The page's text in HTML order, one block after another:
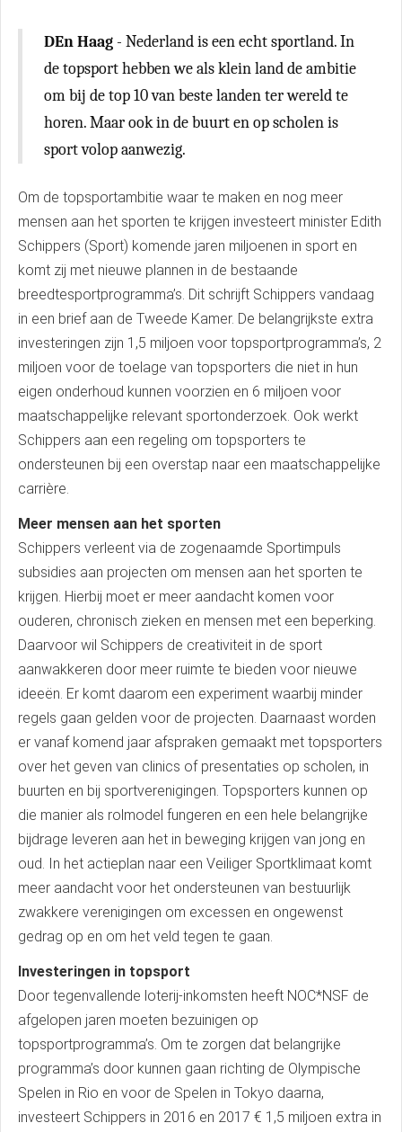
DEn Haag - Nederland is een echt sportland. In
de topsport hebben we als klein land de ambitie
om bij de top 10 van beste landen ter wereld te
horen. Maar ook in de buurt en op scholen is
sport volop aanwezig.
Om de topsportambitie waar te maken en nog meer
mensen aan het sporten te krijgen investeert minister Edith
Schippers (Sport) komende jaren miljoenen in sport en
komt zij met nieuwe plannen in de bestaande
breedtesportprogramma’s. Dit schrijft Schippers vandaag
in een brief aan de Tweede Kamer. De belangrijkste extra
investeringen zijn 1,5 miljoen voor topsportprogramma’s, 2
miljoen voor de toelage van topsporters die niet in hun
eigen onderhoud kunnen voorzien en 6 miljoen voor
maatschappelijke relevant sportonderzoek. Ook werkt
Schippers aan een regeling om topsporters te
ondersteunen bij een overstap naar een maatschappelijke
carrière.
Meer mensen aan het sporten
Schippers verleent via de zogenaamde Sportimpuls
subsidies aan projecten om mensen aan het sporten te
krijgen. Hierbij moet er meer aandacht komen voor
ouderen, chronisch zieken en mensen met een beperking.
Daarvoor wil Schippers de creativiteit in de sport
aanwakkeren door meer ruimte te bieden voor nieuwe
ideeën. Er komt daarom een experiment waarbij minder
regels gaan gelden voor de projecten. Daarnaast worden
er vanaf komend jaar afspraken gemaakt met topsporters
over het geven van clinics of presentaties op scholen, in
buurten en bij sportverenigingen. Topsporters kunnen op
die manier als rolmodel fungeren en een hele belangrijke
bijdrage leveren aan het in beweging krijgen van jong en
oud. In het actieplan naar een Veiliger Sportklimaat komt
meer aandacht voor het ondersteunen van bestuurlijk
zwakkere verenigingen om excessen en ongewenst
gedrag op en om het veld tegen te gaan.
Investeringen in topsport
Door tegenvallende loterij-inkomsten heeft NOC*NSF de
afgelopen jaren moeten bezuinigen op
topsportprogramma’s. Om te zorgen dat belangrijke
programma’s door kunnen gaan richting de Olympische
Spelen in Rio en voor de Spelen in Tokyo daarna,
investeert Schippers in 2016 en 2017 € 1,5 miljoen extra in